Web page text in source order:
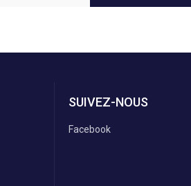
SUIVEZ-NOUS
Facebook